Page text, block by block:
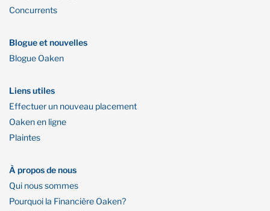
Concurrents
Blogue et nouvelles
Blogue Oaken
Liens utiles
Effectuer un nouveau placement
Oaken en ligne
Plaintes
À propos de nous
Qui nous sommes
Pourquoi la Financière Oaken?